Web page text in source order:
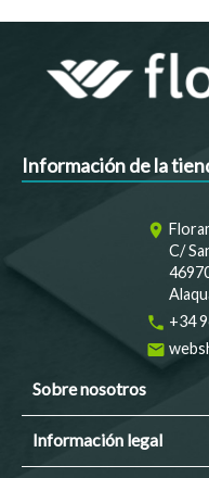
Información de la
room
C/
phone +34
email
Sobre nosotros
Información legal